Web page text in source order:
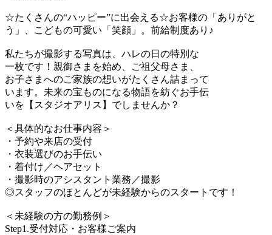
☆たくさんの“ハッピー”に出会える☆お客様の「ありがと
う」、こどもの可愛い「笑顔」。前給制度あり♪
私たちが撮影する写真は、ハレの日の特別な
一枚です！親御さまを始め、ご祖父母さま、
お子さまへのご家族の想いがたくさん詰まって
います。未来の宝ものになる物語を紡ぐお手伝
いを【スタジオアリス】でしませんか？
＜具体的なお仕事内容＞
・予約や来店の受付
・衣装選びのお手伝い
・着付け／ヘアセット
・撮影時のアシスタント業務／撮影
◎スタッフのほとんどが未経験からのスタートです！
＜未経験の方の勤務例＞
Step1.受付対応・お客様ご案内